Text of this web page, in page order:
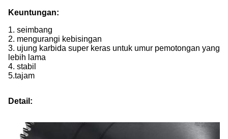
Keuntungan:
1. seimbang
2. mengurangi kebisingan
3. ujung karbida super keras untuk umur pemotongan yang
lebih lama
4. stabil
5.tajam
Detail: